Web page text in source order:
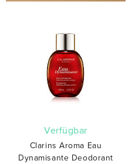
verfügbar
Clarins Aroma Eau
Dynamisante Deodorant